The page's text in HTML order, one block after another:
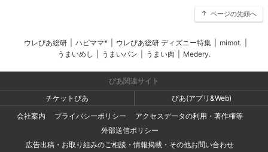
ページの先頭へ
ウレぴあ総研 ハピママ* ウレぴあ総研 ディズニー特集 mimot.
うまいめし
うまいパン うまい肉 Medery.
ぴあ関連サイト
チケットぴあ
ぴあ(アプリ&Web)
会社案内
プライバシーポリシー
アクセスデータの利用・著作権等
外部送信ポリシー
広告出稿・お取り組みのご相談・情報掲載・その他お問い合わせ